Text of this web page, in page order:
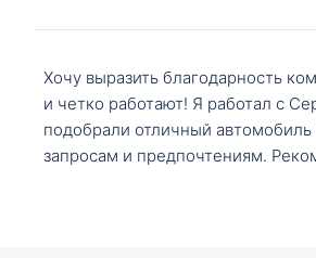
Хочу выразить благодарность
и четко работают! Я работал с
подобрали отличный
запросам и предпочтениям.